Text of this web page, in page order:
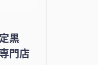
黒
門店